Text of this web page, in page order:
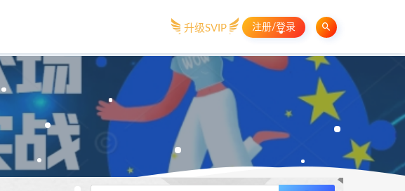
升级SVIP 注册/登录